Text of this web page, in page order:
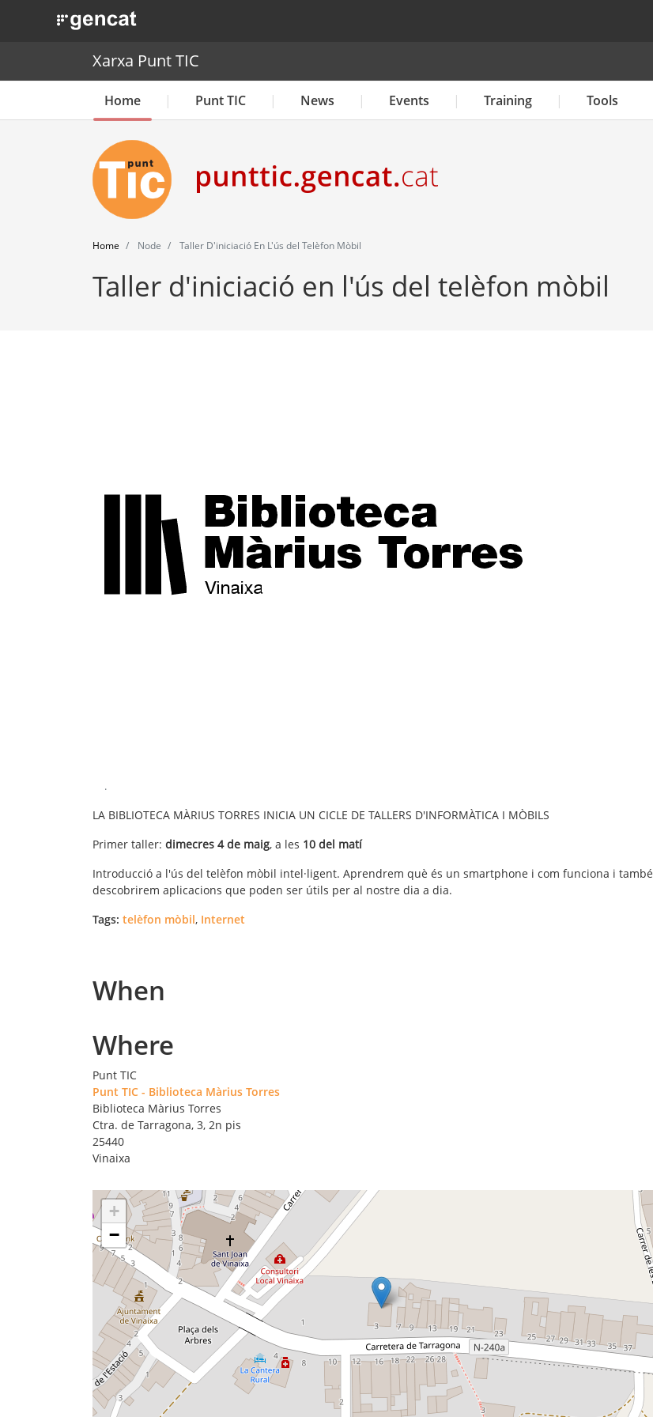
. Obre en una nova finestra.
Xarxa Punt TIC
Home Punt TIC News Events Training Tools
Home Node Taller D'iniciació En L'ús del Telèfon Mòbil
Taller d'iniciació en l'ús del telèfon mòbil
.
LA BIBLIOTECA MÀRIUS TORRES INICIA UN CICLE DE TALLERS D'INFORMÀTICA I MÒBILS
Primer taller: dimecres 4 de maig, a les 10 del matí
Introducció a l'ús del telèfon mòbil intel·ligent. Aprendrem què és un smartphone i com funciona i també
descobrirem aplicacions que poden ser útils per al nostre dia a dia.
Tags: telèfon mòbil, Internet
When
Where
Punt TIC
Punt TIC - Biblioteca Màrius Torres
Biblioteca Màrius Torres
Ctra. de Tarragona, 3, 2n pis
25440
Vinaixa
+
−